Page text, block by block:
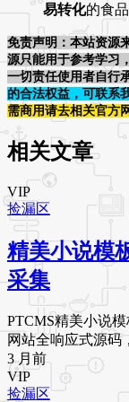
易转化的食
免责声明：本站资源
源只能用于参考学习
一切责任使用者自行
的合法权益，可联系
需商用请去相关官方
相关文章
VIP
捡漏区
精美小说模
采集
PTCMS精美小说
网站全响应式源码
3 月前
VIP
捡漏区